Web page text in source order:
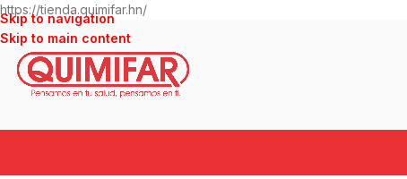
https://tienda.quimifar.hn/
Skip to navigation
Skip to main content